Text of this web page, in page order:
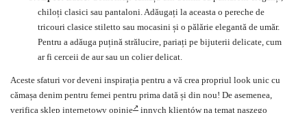
chiloți clasici sau pantaloni. Adăugați la aceasta o pereche de
tricouri clasice stiletto sau mocasini și o pălărie elegantă de umăr.
Pentru a adăuga puțină strălucire, pariați pe bijuterii delicate, cum
ar fi cerceii de aur sau un colier delicat.
Aceste sfaturi vor deveni inspirația pentru a vă crea propriul look unic cu
cămașa denim pentru femei pentru prima dată și din nou! De asemenea,
verifica sklep internetowy opinie
innych klientów na temat naszego